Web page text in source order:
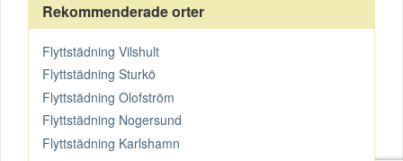
Rekommenderade orter
Flyttstädning Vilshult
Flyttstädning Sturkö
Flyttstädning Olofström
Flyttstädning Nogersund
Flyttstädning Karlshamn